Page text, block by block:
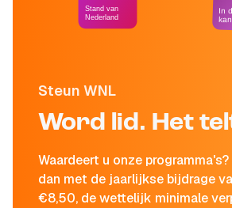
Steun WNL
Word lid. Het
Waardeert u onze
dan met de jaarlijkse bijdrage
€8,50, de wettelijk minimale
Stand van
Nederland
In